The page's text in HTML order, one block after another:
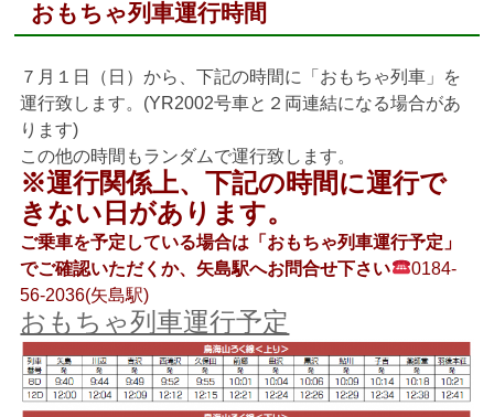
おもちゃ列車運行時間
７月１日（日）から、下記の時間に「おもちゃ列車」を
運行致します。(YR2002号車と２両連結になる場合があ
ります)
この他の時間もランダムで運行致します。
※運行関係上、下記の時間に運行で
きない日があります。
ご乗車を予定している場合は「おもちゃ列車運行予定」
でご確認いただくか、矢島駅へお問合せ下さい
0184-
56-2036(矢島駅)
おもちゃ列車運行予定